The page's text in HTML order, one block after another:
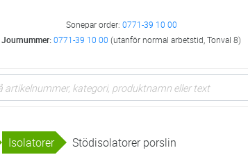
Sonepar order: 0771-39 10 00
Journummer:0771-39 10 00 (utanför normal arbetstid, Tonval 8)
Isolatorer Stödisolatorer porslin